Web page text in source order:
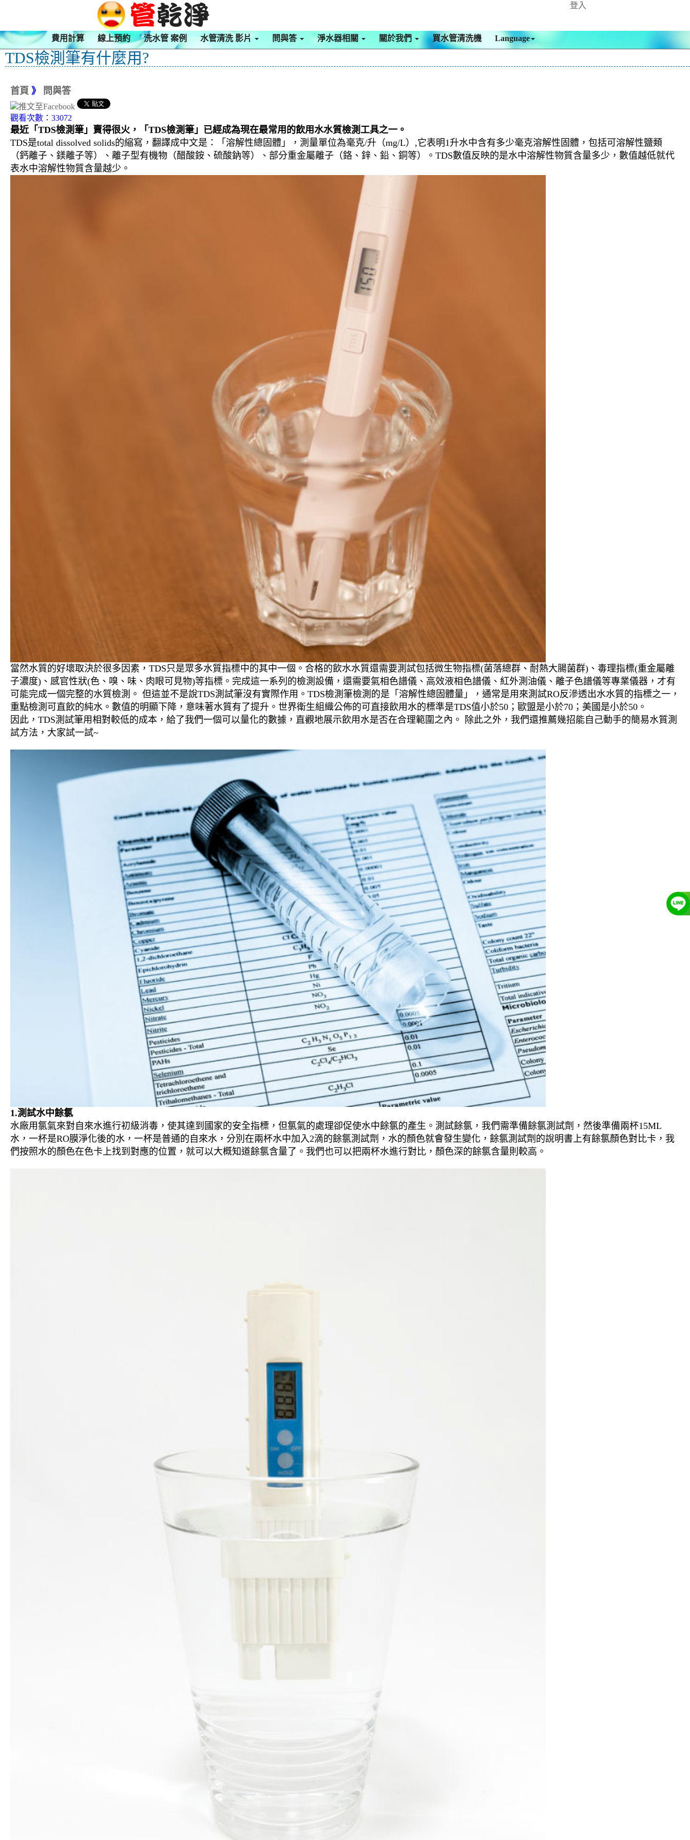
登入
費用計算 線上預約 洗水管 案例 水管清洗 影片 問與答 淨水器相關 關於我們 買水管清洗機 Language
TDS檢測筆有什麼用?
首頁 》 問與答
觀看次數：33072
最近「TDS檢測筆」賣得很火，「TDS檢測筆」已經成為現在最常用的飲用水水質檢測工具之一。
TDS是total dissolved solids的縮寫，翻譯成中文是：「溶解性總固體」，測量單位為毫克/升（mg/L）,它表明1升水中含有多少毫克溶解性固體，包括可溶解性鹽類
（鈣離子、鎂離子等）、離子型有機物（醋酸銨、硫酸鈉等）、部分重金屬離子（鉻、鋅、鉛、銅等）。TDS數值反映的是水中溶解性物質含量多少，數值越低就代
表水中溶解性物質含量越少。
當然水質的好壞取決於很多因素，TDS只是眾多水質指標中的其中一個。合格的飲水水質還需要測試包括微生物指標(菌落總群、耐熱大腸菌群)、毒理指標(重金屬離
子濃度)、感官性狀(色、嗅、味、肉眼可見物)等指標。完成這一系列的檢測設備，還需要氣相色譜儀、高效液相色譜儀、紅外測油儀、離子色譜儀等專業儀器，才有
可能完成一個完整的水質檢測。 但這並不是說TDS測試筆沒有實際作用。TDS檢測筆檢測的是「溶解性總固體量」，通常是用來測試RO反滲透出水水質的指標之一，
重點檢測可直飲的純水。數值的明顯下降，意味著水質有了提升。世界衛生組織公佈的可直接飲用水的標準是TDS值小於50；歐盟是小於70；美國是小於50。
因此，TDS測試筆用相對較低的成本，給了我們一個可以量化的數據，直觀地展示飲用水是否在合理範圍之內。 除此之外，我們還推薦幾招能自己動手的簡易水質測
試方法，大家試一試~
1.測試水中餘氯
水廠用氯氣來對自來水進行初級消毒，使其達到國家的安全指標，但氯氣的處理卻促使水中餘氯的產生。測試餘氯，我們需準備餘氯測試劑，然後準備兩杯15ML
水，一杯是RO膜淨化後的水，一杯是普通的自來水，分別在兩杯水中加入2滴的餘氯測試劑，水的顏色就會發生變化，餘氯測試劑的說明書上有餘氯顏色對比卡，我
們按照水的顏色在色卡上找到對應的位置，就可以大概知道餘氯含量了。我們也可以把兩杯水進行對比，顏色深的餘氯含量則較高。